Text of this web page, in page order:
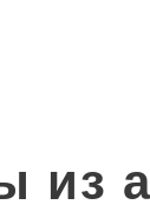
из